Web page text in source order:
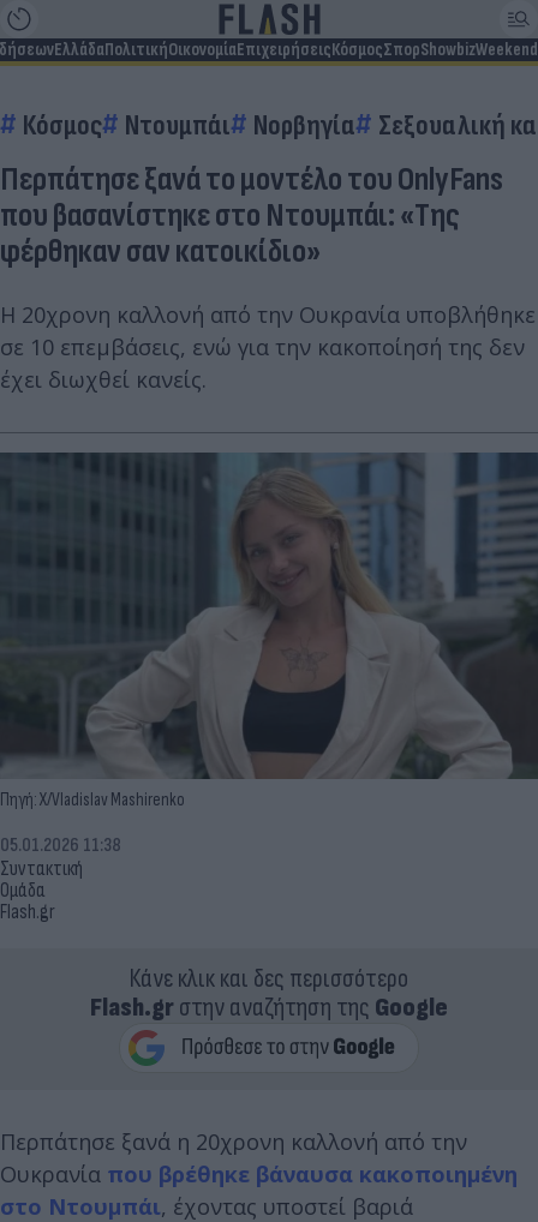
ΕλλάδαΠολιτικήΟικονομίαΕπιχειρήσειςΚόσμοςΣπορShowbizWeekend
Κόσμος Ντουμπάι Νορβηγία Σεξουαλική
Περπάτησε ξανά το μοντέλο του OnlyFans
που βασανίστηκε στο Ντουμπάι: «Της
φέρθηκαν σαν κατοικίδιο»
H 20χρονη καλλονή από την Ουκρανία υποβλήθηκε
σε 10 επεμβάσεις, ενώ για την κακοποίησή της δεν
έχει διωχθεί κανείς.
Πηγή: X/Vladislav Mashirenko
Συντακτική
Ομάδα
Flash.gr
05.01.2026 11:38
Κάνε κλικ και δες περισσότερο
Flash.grστην αναζήτηση της Google
Περπάτησε ξανά η 20χρονη καλλονή από την
Ουκρανία που βρέθηκε βάναυσα κακοποιημένη
στο Ντουμπάι, έχοντας υποστεί βαριά